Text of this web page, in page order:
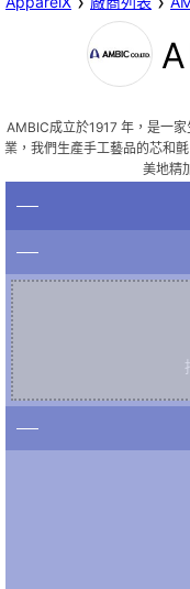
AMBIC成立於1917 年，是一
業，我們生產手工藝品的芯和
美地精